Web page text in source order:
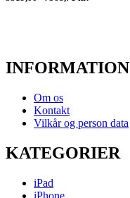
INFORMATION
Om os
Kontakt
Vilkår og person data
KATEGORIER
iPad
iPhone